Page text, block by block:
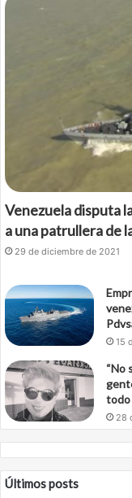
Venezuela disputa
a una patrullera de
29 de diciembre de 2021
15
“No
todo
28
Últimos posts